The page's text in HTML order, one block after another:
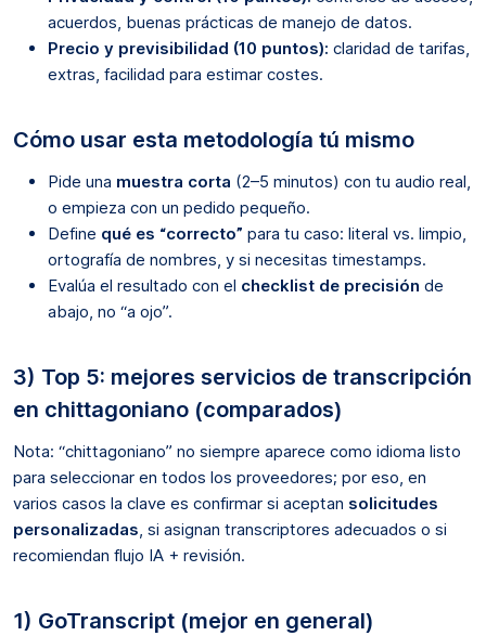
acuerdos, buenas prácticas de manejo de datos.
Precio y previsibilidad (10 puntos): claridad de tarifas,
extras, facilidad para estimar costes.
Cómo usar esta metodología tú mismo
Pide una muestra corta (2–5 minutos) con tu audio real,
o empieza con un pedido pequeño.
Define qué es “correcto” para tu caso: literal vs. limpio,
ortografía de nombres, y si necesitas timestamps.
Evalúa el resultado con el checklist de precisión de
abajo, no “a ojo”.
3) Top 5: mejores servicios de transcripción
en chittagoniano (comparados)
Nota: “chittagoniano” no siempre aparece como idioma listo
para seleccionar en todos los proveedores; por eso, en
varios casos la clave es confirmar si aceptan solicitudes
personalizadas , si asignan transcriptores adecuados o si
recomiendan flujo IA + revisión.
1) GoTranscript (mejor en general)